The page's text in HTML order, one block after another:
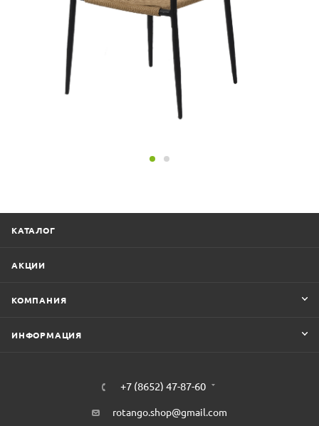
КАТАЛОГ
АКЦИИ
КОМПАНИЯ
ИНФОРМАЦИЯ
+7 (8652) 47-87-60
rotango.shop@gmail.com